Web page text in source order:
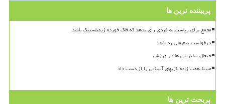
پربیننده ترین ها
مجمع برای ریاست به فردی رای بدهد که خاک خورده ژیمناستیک باشد
درخواست تیم ملی رد شد!
جنجال سلبریتی ها در ورزش
مبینا نعمت زاده بازیهای آسیایی را از دست داد
پربحث ترین ها